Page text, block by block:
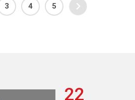
3 4 5
22